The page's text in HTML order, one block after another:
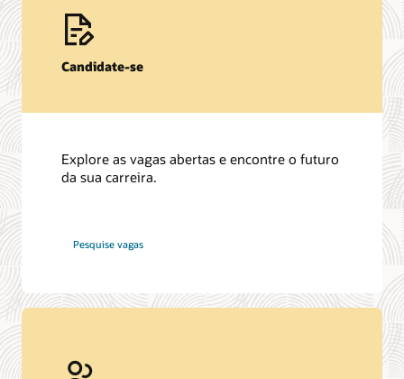
Candidate-se
Explore as vagas abertas e encontre o futuro
da sua carreira.
Pesquise vagas
Oracle